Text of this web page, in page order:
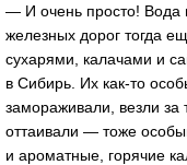
— И очень просто! Вода
железных дорог тогда
сухарями, калачами и
в Сибирь. Их как-то
замораживали, везли за
оттаивали — тоже
и ароматные, горячие